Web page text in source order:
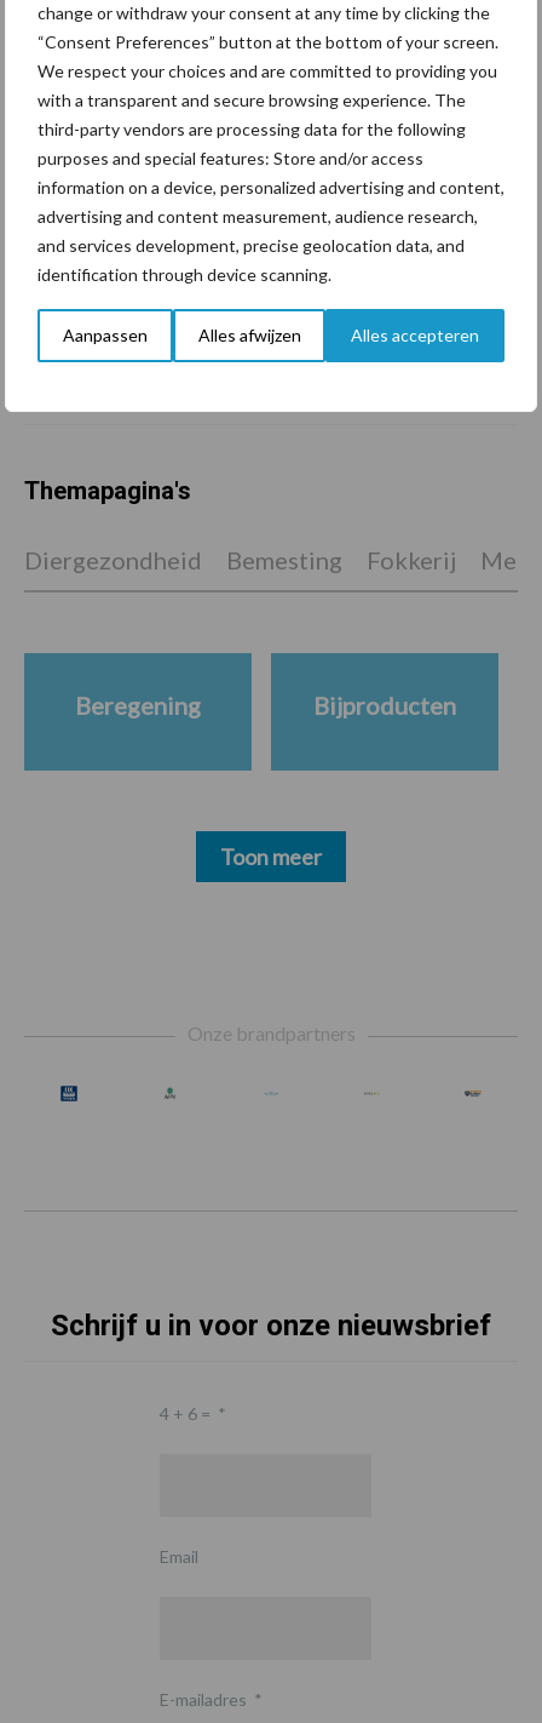
change or withdraw your consent at any time by clicking the
“Consent Preferences” button at the bottom of your screen.
We respect your choices and are committed to providing you
with a transparent and secure browsing experience. The
third-party vendors are processing data for the following
purposes and special features: Store and/or access
information on a device, personalized advertising and content,
advertising and content measurement, audience research,
and services development, precise geolocation data, and
identification through device scanning.
Aanpassen Alles afwijzen Alles accepteren
eerder bepaald dan tot nu
toe gedacht
Van onze partner Yara
In 4 eenvoudige stappen de
grasgroei volgen op je
telefoon
Hoge prijzen en droogte:
hoe kan zwavel helpen bij
Themapagina's
Diergezondheid Bemesting Fokkerij
Beregening Bijproducten
Toon meer
Onze brandpartners
Schrijf u in voor onze nieuwsbrief
4 + 6 = *
Email
E-mailadres *